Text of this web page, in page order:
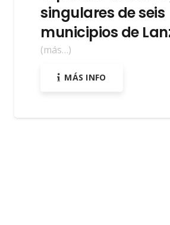
singulares de seis
municipios de
(más…)
MÁS INFO